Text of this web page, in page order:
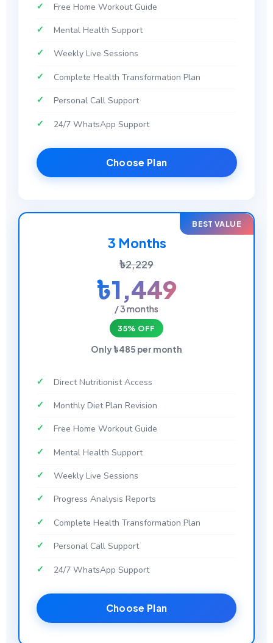
Free Home Workout Guide
Mental Health Support
Weekly Live Sessions
Complete Health Transformation Plan
Personal Call Support
24/7 WhatsApp Support
Choose Plan
BEST VALUE
3 Months
৳2,229
৳1,449
/ 3 months
35% OFF
Only ৳485 per month
Direct Nutritionist Access
Monthly Diet Plan Revision
Free Home Workout Guide
Mental Health Support
Weekly Live Sessions
Progress Analysis Reports
Complete Health Transformation Plan
Personal Call Support
24/7 WhatsApp Support
Choose Plan